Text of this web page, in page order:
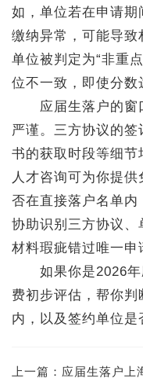
如，单位若在申请
缴纳异常，可能导
单位被判定为“非重
位不一致，即使分数
应届生落户的窗
严谨。三方协议的
书的获取时段等细节
人才咨询可为你提
否在直接落户名单
协助识别三方协议、
材料瑕疵错过唯一申
如果你是2026年
费初步评估，帮你
内，以及签约单位是
上一篇： 应届生落户上